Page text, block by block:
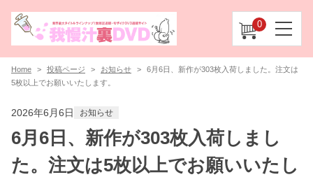
0
Home 投稿ページ お知らせ
6月6日、新作が303枚入荷しました。注文は
5枚以上でお願いいたします。
2026年6月6日 お知らせ
6月6日、新作が303枚入荷しまし
た。注文は5枚以上でお願いいたし